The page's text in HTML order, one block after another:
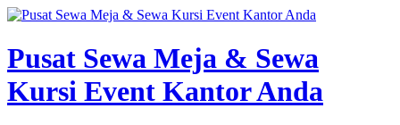
Pusat Sewa Meja & Sewa
Kursi Event Kantor Anda